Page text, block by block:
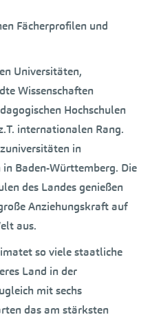
Fächerprofilen und
Universitäten,
Wissenschaften
Hochschulen
internationalen Rang.
in
Baden-Württemberg. Die
des Landes genießen
Anziehungskraft auf
aus.
so viele staatliche
Land in der
mit sechs
das am stärksten